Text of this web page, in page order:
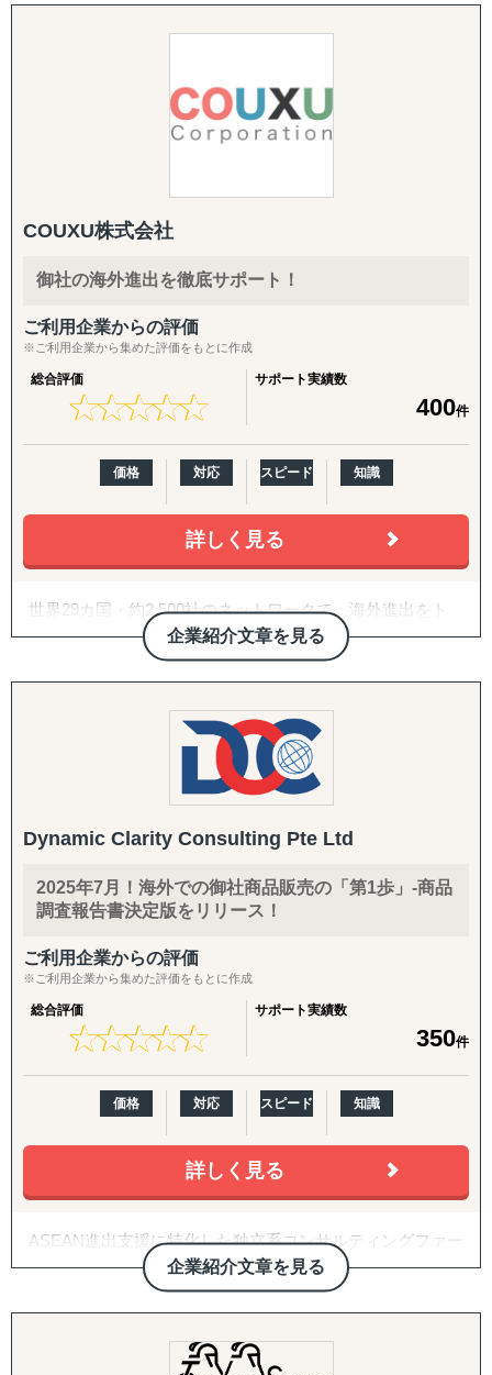
施策を柔軟に組み合わせてご提供します。
輸出・物流：
プ、現地ロジスティクス構築
現地活動：
展示会出展支援（市場調査・参加・企業面談・ブース出展
代行）、商談会・ポップアップイベントの企画運用、商談
B2B深耕：
新規アプローチ継続、契約締結アドバイス・交渉支援（売
買・代理店）
B2C/プロモーション：
Amazon広告運用・コンテンツ強化・商品数拡大、インフ
行（Instagram・TikTok等）、Google広告・メディアアプロ
ーチ
バックオフィス・現地体制：
法人設立支援、設立後の会社運営（経理・税務等）、現地
人材の採用、カスタマーサポート体制構築、商品パッケー
・タイ
■お問い合わせください。
きましょう。
ファーム（東証上場）
働した伴走型ハンズオン支援、顧客ニーズに応じた柔軟な
・マッキンゼー/ボストンコンサルティンググループ/ゴー
・コンサルティング事業と併行して、当社グループで展開
する自社事業群（パーソナルケア/飲食業/ヘルスケア/卸売/
教育など）の海外展開実績に基づく、実践的なアドバイス
＜支援スコープ＞
・調査/戦略から、現地パートナー発掘、現地拠点/オペレ
ーション構築、M&A、海外営業/顧客獲得、現地事業マネ
ジメントまで、一気通貫で支援
・グローバル企業から中堅/中小/スタートアップ企業ま
で、企業規模を問わずに多様な海外進出ニーズに応じたソ
リューションを提供
・B2B領域（商社/卸売/製造/自動車/物流/化学/建設/テクノ
ロジー）、B2C領域（小売/パーソナルケア/ヘルスケア/食
品/店舗サービス/エンターテイメントなど）で、3,000件以
＜主要サービスメニュー＞
① 初期投資を抑えつつ、海外取引拡大を通した円安メリッ
トの最大化を目的とする、デジタルマーケティングを活用
した海外潜在顧客発掘、および、海外販路開拓支援
② 現地市場で不足する機能を補完し、海外事業の立ち上げ
＆立て直しを伴走型で支援するプロフェッショナル人材派
③ アジア圏での「デジタル」ビジネス事業機会の抽出＆評
価、戦略構築から事業立ち上げまでの海外事業デジタルト
ランスフォーメーションに係るトータルサポート
④ 市場環境変動に即した手触り感あるインサイトを抽出す
る海外市場調査＆参入戦略構築
⑤ アジア特有の中小案件M&A案件発掘から交渉/実行/PMI
までをカバーする海外M&A一気通貫支援
⑥ 既存サプライチェーン体制の分析/評価/最適化、およ
び、直接材＆間接材の調達コスト削減
COUXU株式会社
御社の海外進出を徹底サポート！
ご利用企業からの評価
※ご利用企業から集めた評価をもとに作成
総合評価
★★★★★
★★★★★
サポート実績数
400件
価格 対応 スピード 知識
詳しく見る
企業紹介文章を見る
世界29カ国・約2,500社のネットワークで、海外進出をト
ータルサポート
COUXU株式会社は、海外企業に向けた日本商品の調達支
援と、日本企業の海外進出支援を行っています。 世界29カ
国・約2,500社の海外顧客ネットワークを保有しており、彼
らから毎月届く100〜200件もの「調達依頼」を基にビジネ
■ マッチングプラットフォーム『セカイコネクト』
海外企業が「今、欲しがっている商品情報」を受け取り、
その企業へダイレクトに提案ができるサービスです。
■ 現場に入り込むハンズオン支援
プラットフォーム運営に加え、海外ビジネスを自走するた
めの「教育プログラム」や、貴社の海外事業部の一員とし
て共に動く「実務／営業／マーケティング支援」、さらに
は現地アーティストと連携したユニークなマーケティング
施策なども行っております。
Dynamic Clarity Consulting Pte Ltd
2025年7月！海外での御社商品販売の「第1歩」-商品
調査報告書決定版をリリース！
ご利用企業からの評価
※ご利用企業から集めた評価をもとに作成
総合評価
★★★★★
★★★★★
サポート実績数
350件
価格 対応 スピード 知識
詳しく見る
企業紹介文章を見る
ASEAN進出支援に特化した独立系コンサルティングファー
ム（法人設立、会計・税務、企業買収、AI開発等）
2025年7月1日：海外進出時の商品調査決定版をリリース！
東南アジア各国への事業進出は予想以上に手ごわい？